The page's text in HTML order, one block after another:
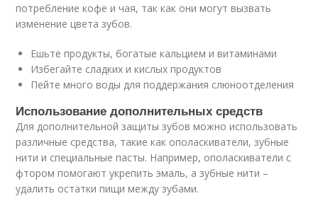
потребление кофе и чая, так как они могут вызвать
изменение цвета зубов.
Ешьте продукты, богатые кальцием и витаминами
Избегайте сладких и кислых продуктов
Пейте много воды для поддержания слюноотделения
Использование дополнительных средств
Для дополнительной защиты зубов можно использовать
различные средства, такие как ополаскиватели, зубные
нити и специальные пасты. Например, ополаскиватели с
фтором помогают укрепить эмаль, а зубные нити –
удалить остатки пищи между зубами.